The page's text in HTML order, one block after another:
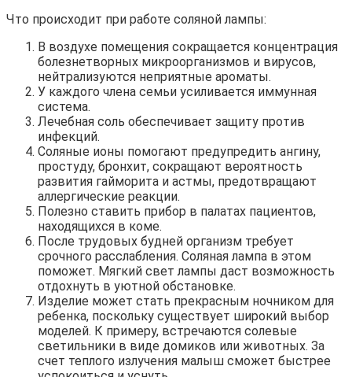
Что происходит при работе соляной лампы:
В воздухе помещения сокращается концентрация
болезнетворных микроорганизмов и вирусов,
нейтрализуются неприятные ароматы.
У каждого члена семьи усиливается иммунная
система.
Лечебная соль обеспечивает защиту против
инфекций.
Соляные ионы помогают предупредить ангину,
простуду, бронхит, сокращают вероятность
развития гайморита и астмы, предотвращают
аллергические реакции.
Полезно ставить прибор в палатах пациентов,
находящихся в коме.
После трудовых будней организм требует
срочного расслабления. Соляная лампа в этом
поможет. Мягкий свет лампы даст возможность
отдохнуть в уютной обстановке.
Изделие может стать прекрасным ночником для
ребенка, поскольку существует широкий выбор
моделей. К примеру, встречаются солевые
светильники в виде домиков или животных. За
счет теплого излучения малыш сможет быстрее